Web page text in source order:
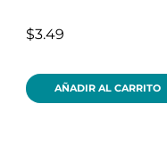
$3.49
AÑADIR AL CARRITO